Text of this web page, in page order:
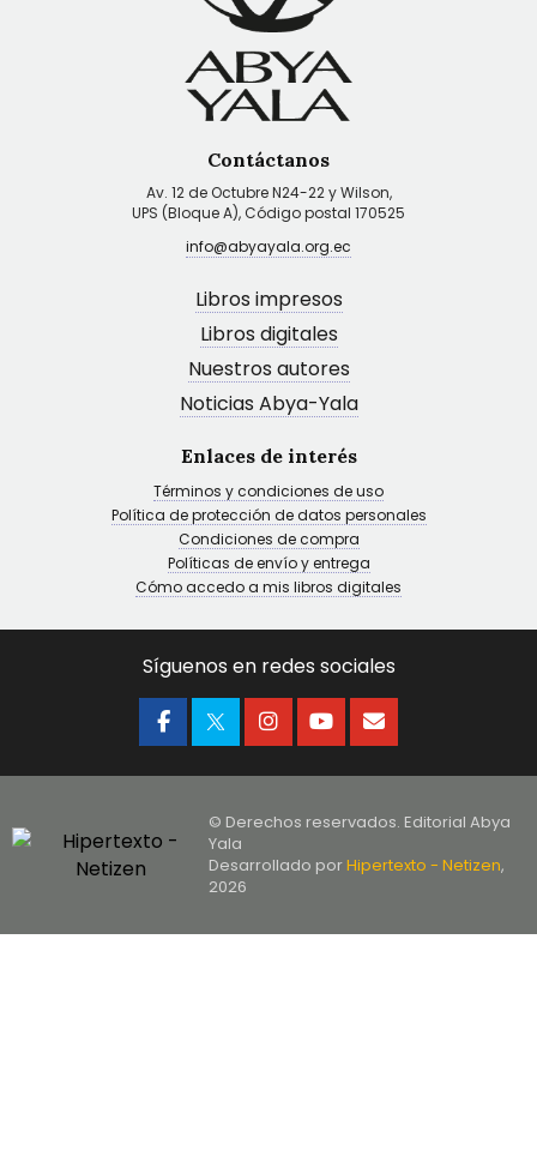
Contáctanos
Av. 12 de Octubre N24-22 y Wilson,
UPS (Bloque A), Código postal 170525
info@abyayala.org.ec
Libros impresos
Libros digitales
Nuestros autores
Noticias Abya-Yala
Enlaces de interés
Términos y condiciones de uso
Política de protección de datos personales
Condiciones de compra
Políticas de envío y entrega
Cómo accedo a mis libros digitales
Síguenos en redes sociales
© Derechos reservados. Editorial Abya
Yala
Desarrollado porHipertexto - Netizen,
2026